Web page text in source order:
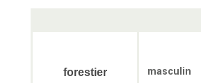
forestier
masculin